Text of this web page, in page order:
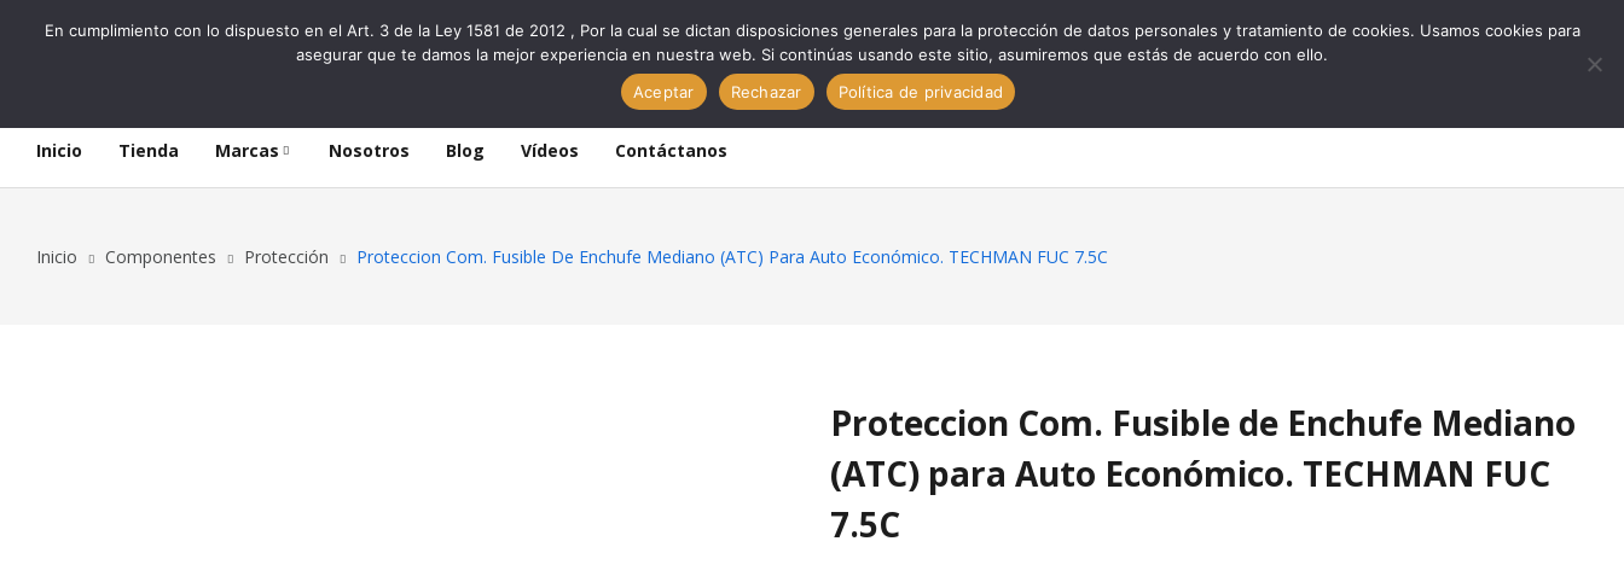
0
Inicio Tienda Marcas Nosotros Blog Vídeos Contáctanos
Inicio Componentes Protección Proteccion Com. Fusible De Enchufe Mediano (ATC) Para Auto Económico. TECHMAN FUC 7.5C
Proteccion Com. Fusible de Enchufe Mediano
(ATC) para Auto Económico. TECHMAN FUC
7.5C
En cumplimiento con lo dispuesto en el Art. 3 de la Ley 1581 de 2012 , Por la cual se dictan disposiciones generales para la protección de datos personales y tratamiento de cookies. Usamos cookies para
asegurar que te damos la mejor experiencia en nuestra web. Si continúas usando este sitio, asumiremos que estás de acuerdo con ello.
Aceptar
Rechazar Política de privacidad